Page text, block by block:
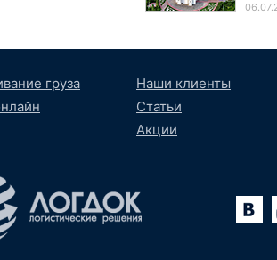
груза
Наши клиенты
Статьи
Акции
ВконтактеYouTubetumblr
SoundCloud